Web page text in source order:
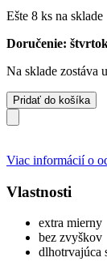
Ešte 8 ks na sklade
Doručenie:
Na sklade zostáva
Pridať do košíka
Viac informácií o
Vlastnosti
extra mierny
bez zvyškov
dlhotrvajúca